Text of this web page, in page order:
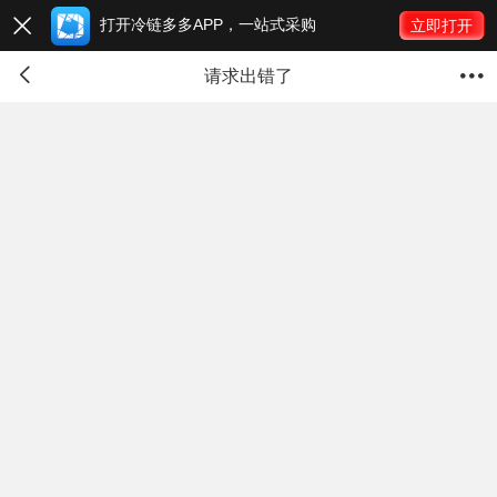
 打开冷链多多APP，一站式采购 立即打开
 请求出错了 